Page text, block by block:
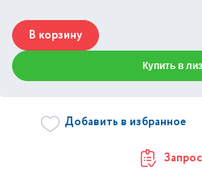
В корзину
Купить в
Добавить в избранное